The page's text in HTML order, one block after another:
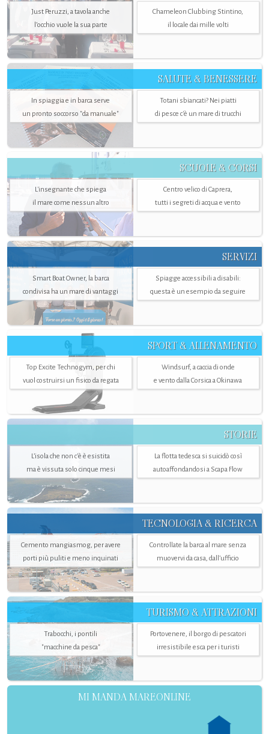
Just Peruzzi, a tavola anche
l’occhio vuole la sua parte
Chameleon Clubbing Stintino,
il locale dai mille volti
SALUTE & BENESSERE
In spiaggia e in barca serve
un pronto soccorso "da manuale"
Totani sbiancati? Nei piatti
di pesce c'è un mare di trucchi
SCUOLE & CORSI
L'insegnante che spiega
il mare come nessun altro
Centro velico di Caprera,
tutti i segreti di acqua e vento
SERVIZI
Smart Boat Owner, la barca
condivisa ha un mare di vantaggi
Spiagge accessibili a disabili:
questa è un esempio da seguire
SPORT & ALLENAMENTO
Top Excite Technogym, per chi
vuol costruirsi un fisico da regata
Windsurf, a caccia di onde
e vento dalla Corsica a Okinawa
STORIE
L’isola che non c'è è esistita
ma è vissuta solo cinque mesi
La flotta tedesca si suicidò così
autoaffondandosi a Scapa Flow
TECNOLOGIA & RICERCA
Cemento mangiasmog, per avere
porti più puliti e meno inquinati
Controllate la barca al mare senza
muovervi da casa, dall’ufficio
TURISMO & ATTRAZIONI
Trabocchi, i pontili
"macchine da pesca"
Portovenere, il borgo di pescatori
irresistibile esca per i turisti
MI MANDA MAREONLINE